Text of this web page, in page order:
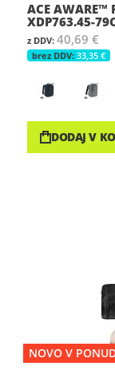
ACE AWARE™
XDP763.45-
40,69 €
33,35 €
DODAJ V
NOVO V